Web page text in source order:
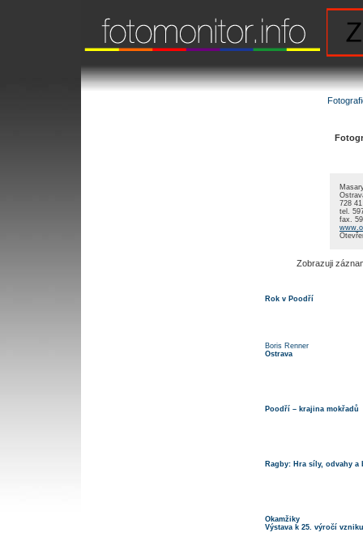
728 41
tel.
fax.
Zobrazuji
Rok v Poodří
Boris Renner
Ostrava
Poodří – krajina mokřadů
Ragby: Hra síly, odvahy a
Okamžiky
Výstava k 25. výročí